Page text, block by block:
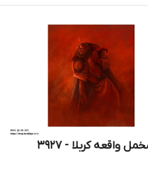
واقعه کربلا - 3927